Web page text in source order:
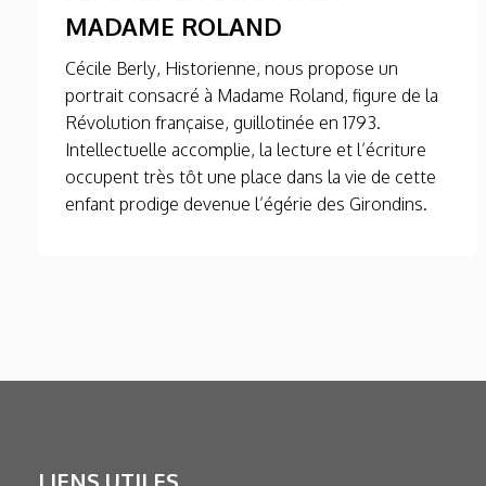
MADAME ROLAND
Cécile Berly, Historienne, nous propose un
portrait consacré à Madame Roland, figure de la
Révolution française, guillotinée en 1793.
Intellectuelle accomplie, la lecture et l’écriture
occupent très tôt une place dans la vie de cette
enfant prodige devenue l’égérie des Girondins.
LIENS UTILES